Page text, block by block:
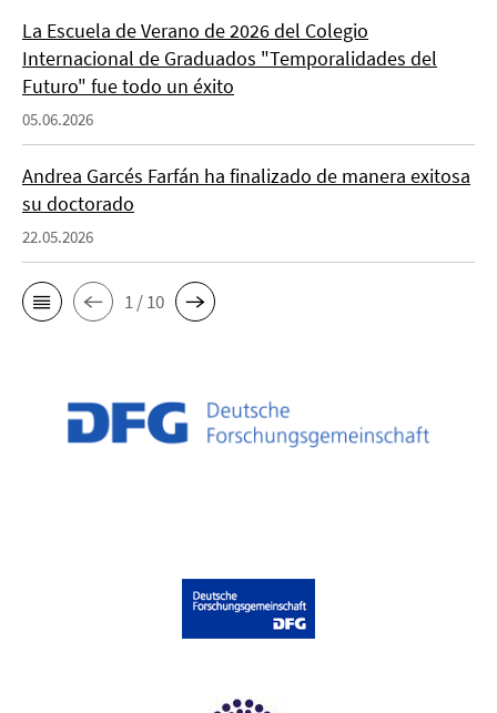
La Escuela de Verano de 2026 del Colegio
Internacional de Graduados "Temporalidades del
Futuro" fue todo un éxito
05.06.2026
Andrea Garcés Farfán ha finalizado de manera exitosa
su doctorado
22.05.2026
1 / 10